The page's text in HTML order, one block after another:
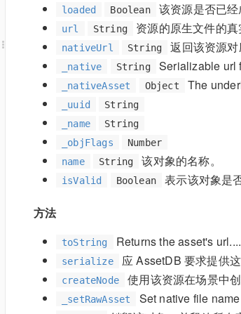
loaded Boolean 该资源是否已
url String 资源的原生文件的
nativeUrl String 返回该资源
_native String Serializable url
_nativeAsset Object The
_uuid
String
_name
String
_objFlags
Number
name
String 该对象的名称。
isValid Boolean 表示该对象是
方法
toString Returns the asset's url....
serialize 应 AssetDB 要求提供
createNode 使用该资源在场景中创
_setRawAsset Set native file